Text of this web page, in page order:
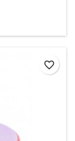
favorite_border